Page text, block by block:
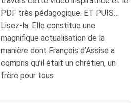
PDF très pédagogique. ET PUIS…
Lisez-la. Elle constitue une
magnifique actualisation de la
manière dont François d’Assise a
compris qu’il était un chrétien, un
frère pour tous.